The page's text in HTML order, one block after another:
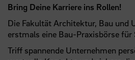
Bring Deine Karriere ins Rollen!
Die Fakultät Architektur, Bau und
erstmals eine Bau-Praxisbörse für
Triff spannende Unternehmen